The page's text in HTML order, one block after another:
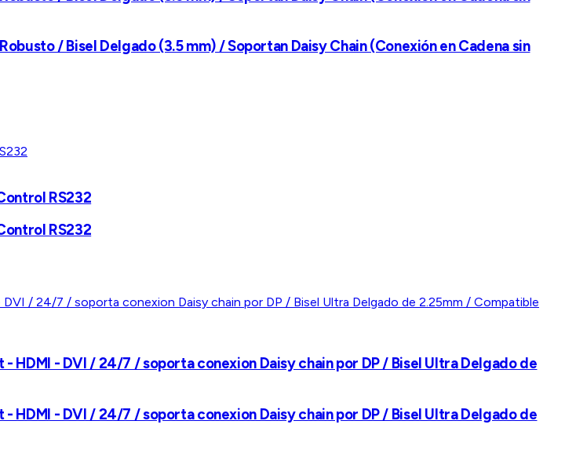
/ Bisel Delgado (3.5 mm) / Soportan Daisy Chain (Conexión en Cadena sin
RS232
RS232
- DVI / 24/7 / soporta conexion Daisy chain por DP / Bisel Ultra Delgado de
- DVI / 24/7 / soporta conexion Daisy chain por DP / Bisel Ultra Delgado de